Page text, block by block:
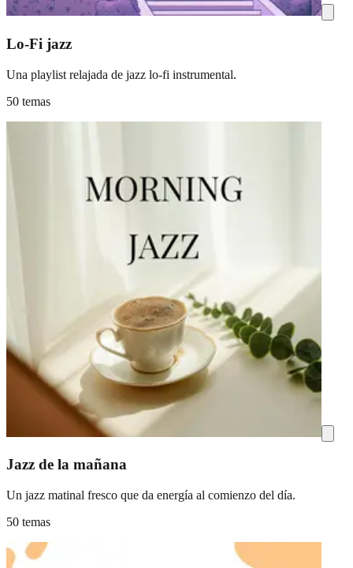
Lo-Fi jazz
Una playlist relajada de jazz lo-fi instrumental.
50 temas
Jazz de la mañana
Un jazz matinal fresco que da energía al comienzo del día.
50 temas